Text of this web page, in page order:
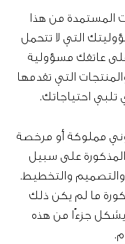
المستمدة من هذا
التي لا تتحمل
على عاتقك مسؤولية
التي تقدمها
تلبي احتياجاتك.
مملوكة أو مرخصة
على سبيل
والتصميم والتخطيط.
ما لم يكن ذلك
يشكل جزءًا من هذه